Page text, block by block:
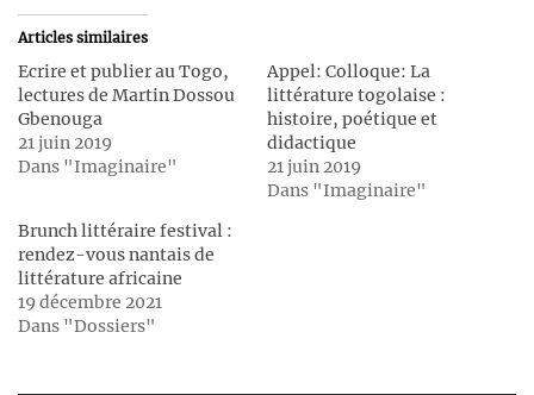
dans
une
nouvelle
dans
une
nouvelle
Articles similaires
Ecrire et publier au Togo,
lectures de Martin Dossou
Gbenouga
21 juin 2019
Dans "Imaginaire"
Appel: Colloque: La
littérature togolaise :
histoire, poétique et
didactique
21 juin 2019
Dans "Imaginaire"
Brunch littéraire festival :
rendez-vous nantais de
littérature africaine
19 décembre 2021
Dans "Dossiers"